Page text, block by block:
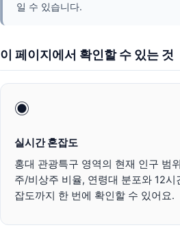
일 수 있습니다.
이 페이지에서 확인할 수 있는 것
◉
실시간 혼잡도
홍대 관광특구 영역의 현재 인구 범
주/비상주 비율, 연령대 분포와 12시
잡도까지 한 번에 확인할 수 있어요.